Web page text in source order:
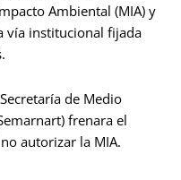
Ambiental (MIA) y
vía institucional fijada
de Medio
frenara el
autorizar la MIA.